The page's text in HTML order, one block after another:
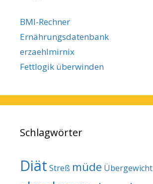
BMI-Rechner
Ernährungsdatenbank
erzaehlmirnix
Fettlogik überwinden
Schlagwörter
Diät Streß müde Übergewicht